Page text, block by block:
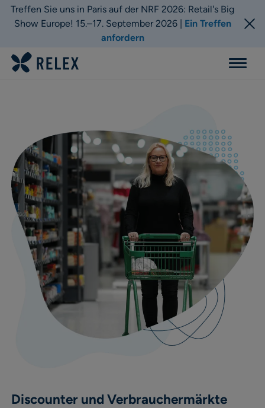
Treffen Sie uns in Paris auf der NRF 2026: Retail's Big
Show Europe! 15.–17. September 2026 | Ein Treffen
anfordern
Menu
Discounter und Verbrauchermärkte